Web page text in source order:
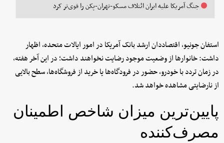
جنگ آمریکا علیه ایران ائتلاف مسکو-تهران-پکن را قوی‌تر کرد
استفان جونیو، اقتصاددان ارشد بانک آمریکا در امور ایالات متحده، اظهار
داشت: خانوارها از وضعیت موجود رضایت نخواهند داشت؛ در این آخر هفته،
در زمان تردد با خودرو، حضور در فرودگاه‌ها یا خرید از فروشگاه‌ها، سطح بالایی
از نارضایتی مشاهده خواهد شد.
پایین‌ترین میزان شاخص اطمینان
مصرف‌کننده